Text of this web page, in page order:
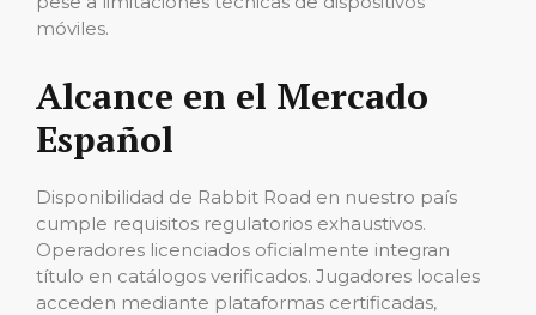
móviles.
Alcance en el Mercado
Español
Disponibilidad de Rabbit Road en nuestro país
cumple requisitos regulatorios exhaustivos.
Operadores licenciados oficialmente integran
título en catálogos verificados. Jugadores locales
acceden mediante plataformas certificadas,